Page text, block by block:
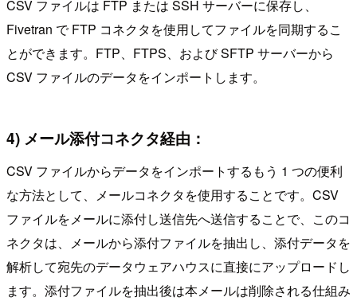
CSV ファイルは FTP または SSH サーバーに保存し、
Fivetran で FTP コネクタを使用してファイルを同期するこ
とができます。FTP、FTPS、および SFTP サーバーから
CSV ファイルのデータをインポートします。
4) メール添付コネクタ経由：
CSV ファイルからデータをインポートするもう 1 つの便利
な方法として、メールコネクタを使用することです。CSV
ファイルをメールに添付し送信先へ送信することで、このコ
ネクタは、メールから添付ファイルを抽出し、添付データを
解析して宛先のデータウェアハウスに直接にアップロードし
ます。添付ファイルを抽出後は本メールは削除される仕組み